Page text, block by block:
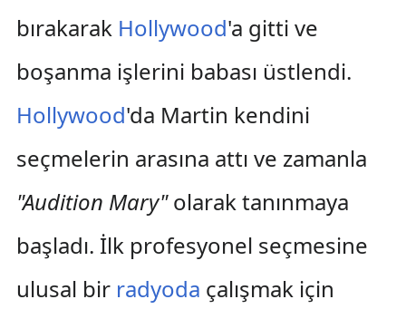
bırakarak Hollywood'a gitti ve
boşanma işlerini babası üstlendi.
Hollywood'da Martin kendini
seçmelerin arasına attı ve zamanla
"Audition Mary"olarak tanınmaya
başladı. İlk profesyonel seçmesine
ulusal bir radyoda çalışmak için